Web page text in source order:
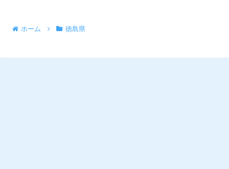
ホーム 徳島県